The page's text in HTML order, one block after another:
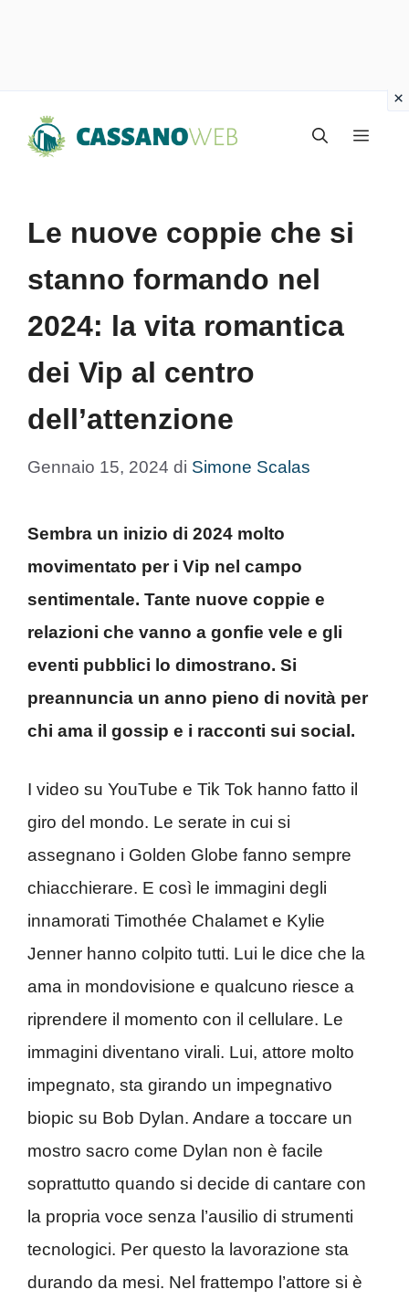
Menu
Le nuove coppie che si
stanno formando nel
2024: la vita romantica
dei Vip al centro
dell’attenzione
Gennaio 15, 2024 di Simone Scalas
Sembra un inizio di 2024 molto
movimentato per i Vip nel campo
sentimentale. Tante nuove coppie e
relazioni che vanno a gonfie vele e gli
eventi pubblici lo dimostrano. Si
preannuncia un anno pieno di novità per
chi ama il gossip e i racconti sui social.
I video su YouTube e Tik Tok hanno fatto il
giro del mondo. Le serate in cui si
assegnano i Golden Globe fanno sempre
chiacchierare. E così le immagini degli
innamorati Timothée Chalamet e Kylie
Jenner hanno colpito tutti. Lui le dice che la
ama in mondovisione e qualcuno riesce a
riprendere il momento con il cellulare. Le
immagini diventano virali. Lui, attore molto
impegnato, sta girando un impegnativo
biopic su Bob Dylan. Andare a toccare un
mostro sacro come Dylan non è facile
soprattutto quando si decide di cantare con
la propria voce senza l’ausilio di strumenti
tecnologici. Per questo la lavorazione sta
durando da mesi. Nel frattempo l’attore si è